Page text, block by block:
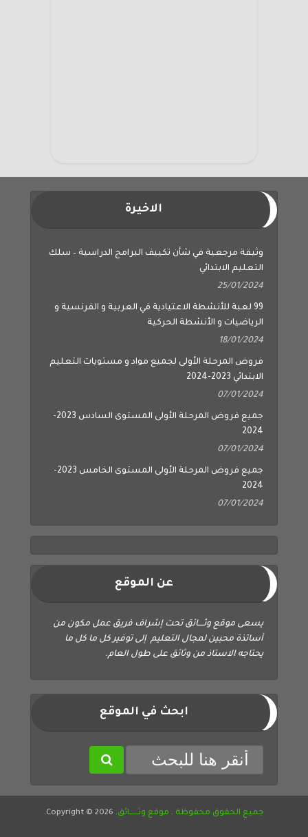
الاخيرة
وثيقة مرجعية في شأن تكييف البرامج الدراسية – سلك
التعليم الابتدائي
25/01/2024
99 لعبة للأنشطة الاعتيادية في العربية و الفرنسية و
الرياضيات و الأنشطة الحركية
18/01/2024
فروض المرحلة الأولى لجميع مواد و مستويات التعليم
الابتدائي 2023-2024
07/01/2024
جميع فروض المرحلة الأولى المستوى السادس 2023-
2024
07/01/2024
جميع فروض المرحلة الأولى المستوى الخامس 2023-
2024
07/01/2024
عن الموقع
يسعى موقع وثــــائق تحت إشراف فريق عمل مكون من
أساتذة محبين لمجال التعليم إلى توفير كل ما كل ما
يحتاجه الاستاذ من وثائق على طول العام.
ابحث في الموقع
جميع الحقوق محفوظة . موقع وثــــــائق. Copyright © 2026.